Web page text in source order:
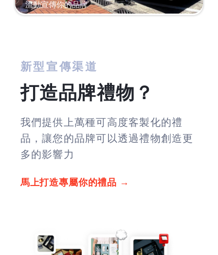
流動宣傳你的品牌
新型宣傳渠道
打造品牌禮物？
我們提供上萬種可高度客製化的禮
品，讓您的品牌可以透過禮物創造更
多的影響力
馬上打造專屬你的禮品 →